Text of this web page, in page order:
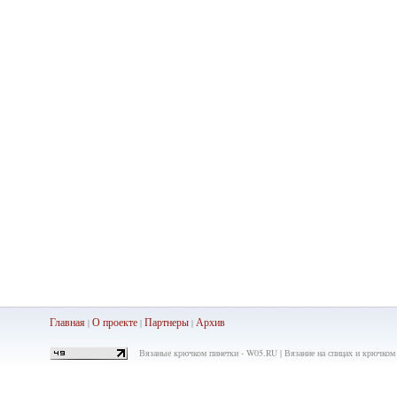
Главная| О проекте| Партнеры| Архив
Вязаные крючком пинетки - W05.RU | Вязание на спицах и крючком